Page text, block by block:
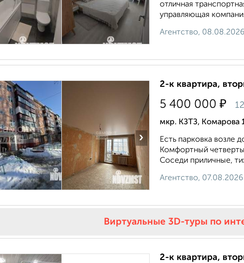
отличная
управляющая
Агентство, 08.08.2026
›
2-к квартира,
5 400 000 ₽
мкр. КЗТЗ, Комарова
Есть парковка возле
Комфортный
Соседи приличные,
Агентство, 07.08.2026
Виртуальные 3D-туры по
2-к квартира,